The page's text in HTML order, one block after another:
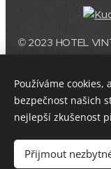
© 2023 HOTEL
Používáme
bezpečnost našich
nejlepší zkušenost
Přijmout